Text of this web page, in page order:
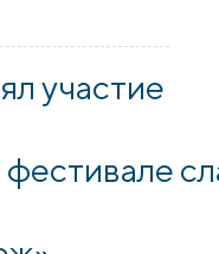
посетили приход
участие